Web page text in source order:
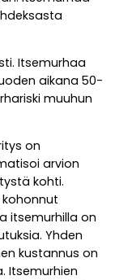
Itsemurhaa
aikana 50-
muuhun
on
arvion
kohti.
itsemurhilla on
Yhden
kustannus on
Itsemurhien